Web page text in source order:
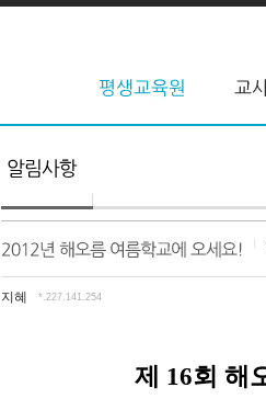
지혜 *.227.141.254
제 16회 해